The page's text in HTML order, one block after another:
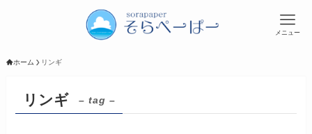
メニュー
ホーム リンギ
リンギ – tag –